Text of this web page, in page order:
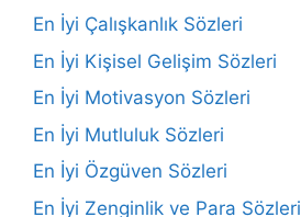
En İyi Çalışkanlık Sözleri
En İyi Kişisel Gelişim Sözleri
En İyi Motivasyon Sözleri
En İyi Mutluluk Sözleri
En İyi Özgüven Sözleri
En İyi Zenginlik ve Para Sözleri